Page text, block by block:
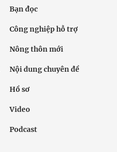
Bạn đọc
Công nghiệp hỗ trợ
Nông thôn mới
Nội dung chuyên đề
Hồ sơ
Video
Podcast